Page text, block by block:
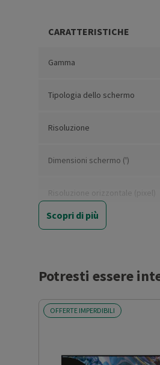
CARATTERISTICHE
Gamma
Tipologia dello schermo
Risoluzione
Dimensioni schermo (')
Risoluzione orizzontale (pixel)
Risoluzione verticale (pixel)
Stabilità immagine (Hz)
Scopri di più
Potresti essere
OFFERTE IMPERDIBILI